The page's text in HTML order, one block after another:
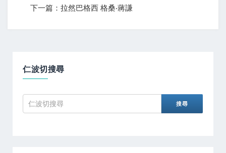
下一篇：拉然巴格西 格桑‧蔣謙
仁波切搜尋